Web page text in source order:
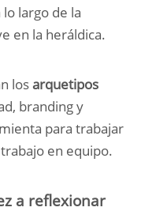
largo de la
en la heráldica.
losarquetipos
branding y
para trabajar
en equipo.
a reflexionar